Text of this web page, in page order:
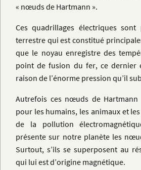
« nœuds de Hartmann ».
Ces quadrillages électriques
terrestre qui est constitué
que le noyau enregistre des
point de fusion du fer, ce dernier
raison de l’énorme pression qu’il
Autrefois ces nœuds de
pour les humains, les animaux et
de la pollution
présente sur notre planète les
Surtout, s’ils se superposent au
qui lui est d’origine magnétique.